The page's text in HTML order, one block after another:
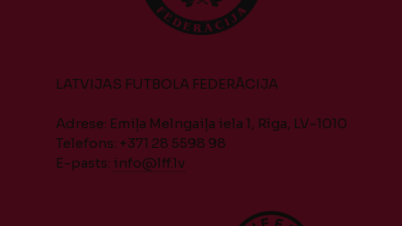
LATVIJAS FUTBOLA FEDERĀCIJA
Adrese: Emiļa Melngaiļa iela 1, Rīga, LV-1010
Telefons: +371 28 5598 98
E-pasts: info@lff.lv